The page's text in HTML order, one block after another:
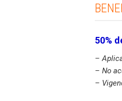
50%
–
– No
–